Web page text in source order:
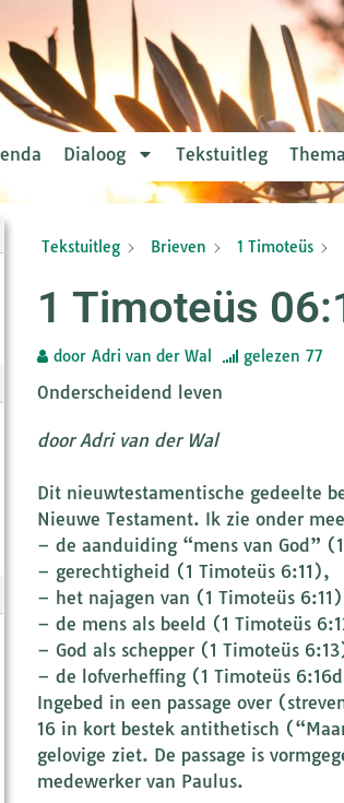
Dialoog Tekstuitleg
Tekstuitleg Brieven 1 Timoteüs
1 Timoteüs
door Adri van der Wal gelezen 77
Onderscheidend leven
door Adri van der Wal
Dit nieuwtestamentische gedeelte
Nieuwe Testament. Ik zie onder
– de aanduiding “mens van God”
– gerechtigheid (1 Timoteüs 6:11),
– het najagen van (1 Timoteüs
– de mens als beeld (1 Timoteüs
– God als schepper (1 Timoteüs
– de lofverheffing (1 Timoteüs
Ingebed in een passage over
16 in kort bestek antithetisch
gelovige ziet. De passage is
medewerker van Paulus.